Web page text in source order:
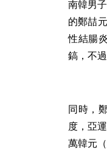
南韓男
的鄭喆
性結腸
鎬，不
同時，
度，亞
萬韓元